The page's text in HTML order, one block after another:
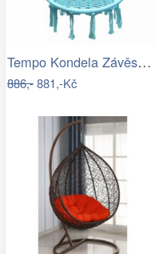
Tempo Kondela Závěsné křeslo AMADO 2…
886,-881,-Kč